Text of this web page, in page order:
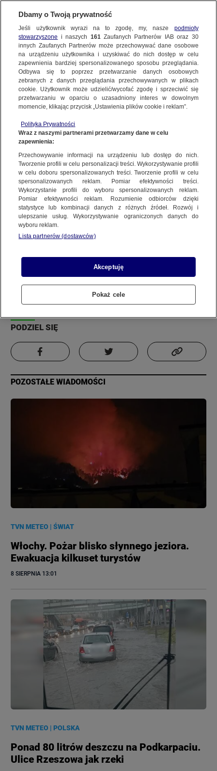
KONTAKT24
Wyślij Materiał
WYŚLIJ MATERIAŁ
NAJNOWSZE
GORĄCE TEMATY
WIĘCEJ
KANAŁY
REGULAMIN SERWISU
POLITYKA PRYWATNOŚCI
Copyright (C) 1997-2025 Korzystanie z materiałów redakcyjnych TVN S.A. / TVN Media Sp. z
pokrewnych TVN S.A. / TVN Media Sp. z o.o. wyraźnie zastrzega, że dalsze
internetowych TVN S.A. / TVN Media Sp. z o.o. jest zabronione.
Dzień dobry!
Jedno konto do wszystkich usług
MATERIAŁ UŻYTKOWNIKA
Przemyśl, woj. podkarpackie
18 GRUDNIA 2023 1:43
Ważny temat?
Podziel się!
Wyślij materiał
Zdjęcie Film
Materiał internauty
Aktualizacja: 18 grudnia 2023, 1:43
PODZIEL SIĘ
POZOSTAŁE WIADOMOŚCI
TVN METEO |ŚWIAT
Włochy. Pożar blisko słynnego jeziora.
Ewakuacja kilkuset turystów
8 SIERPNIA 13:01
TVN METEO |POLSKA
Ponad 80 litrów deszczu na Podkarpaciu.
Ulice Rzeszowa jak rzeki
Dbamy o Twoją prywatność
Jeśli użytkownik wyrazi na to zgodę, my, nasze podmioty
stowarzyszone i naszych 161Zaufanych Partnerów IAB oraz 30
innych Zaufanych Partnerów może przechowywać dane osobowe
na urządzeniu użytkownika i uzyskiwać do nich dostęp w celu
zapewnienia bardziej spersonalizowanego sposobu przeglądania.
Odbywa się to poprzez przetwarzanie danych osobowych
zebranych z danych przeglądania przechowywanych w plikach
cookie. Użytkownik może udzielić/wycofać zgodę i sprzeciwić się
przetwarzaniu w oparciu o uzasadniony interes w dowolnym
momencie, klikając przycisk „Ustawienia plików cookie i reklam”.
Polityka Prywatności
Wraz z naszymi partnerami przetwarzamy dane w celu
zapewnienia:
Przechowywanie informacji na urządzeniu lub dostęp do nich.
Tworzenie profili w celu personalizacji treści. Wykorzystywanie profili
w celu doboru spersonalizowanych treści. Tworzenie profili w celu
spersonalizowanych reklam. Pomiar efektywności treści.
Wykorzystanie profili do wyboru spersonalizowanych reklam.
Pomiar efektywności reklam. Rozumienie odbiorców dzięki
statystyce lub kombinacji danych z różnych źródeł. Rozwój i
ulepszanie usług. Wykorzystywanie ograniczonych danych do
wyboru reklam.
Lista partnerów (dostawców)
Akceptuję
Pokaż cele